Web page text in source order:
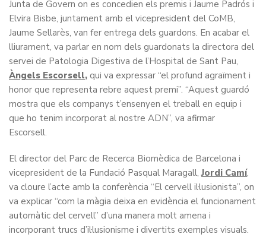
Junta de Govern on es concedien els premis i Jaume Padrós i
Elvira Bisbe, juntament amb el vicepresident del CoMB,
Jaume Sellarès, van fer entrega dels guardons. En acabar el
lliurament, va parlar en nom dels guardonats la directora del
servei de Patologia Digestiva de l’Hospital de Sant Pau,
Àngels Escorsell, qui va expressar “el profund agraïment i
honor que representa rebre aquest premi”. “Aquest guardó
mostra que els companys t’ensenyen el treball en equip i
que ho tenim incorporat al nostre ADN”, va afirmar
Escorsell.
El director del Parc de Recerca Biomèdica de Barcelona i
vicepresident de la Fundació Pasqual Maragall,Jordi Camí,
va cloure l’acte amb la conferència “El cervell il·lusionista”, on
va explicar “com la màgia deixa en evidència el funcionament
automàtic del cervell” d’una manera molt amena i
incorporant trucs d’il·lusionisme i divertits exemples visuals.